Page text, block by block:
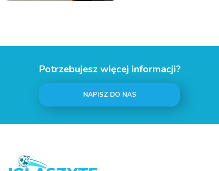
Potrzebujesz więcej informacji?
NAPISZ DO NAS